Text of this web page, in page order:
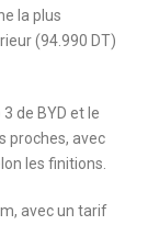
la plus
(94.990 DT)
de BYD et le
proches, avec
les finitions.
avec un tarif